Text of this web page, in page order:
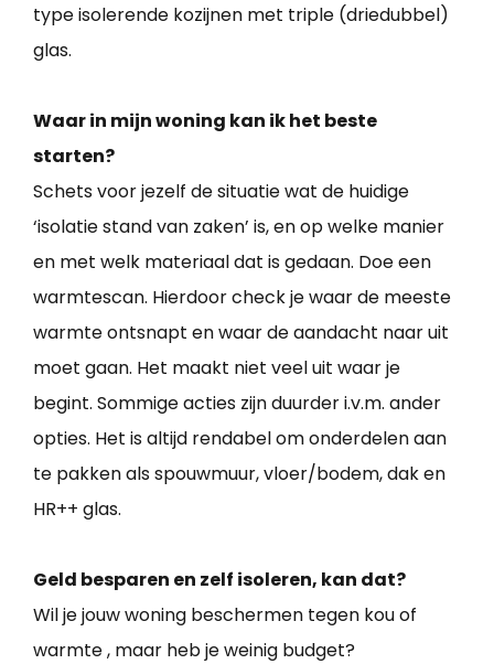
type isolerende kozijnen met triple (driedubbel)
glas.
Waar in mijn woning kan ik het beste
starten?
Schets voor jezelf de situatie wat de huidige
‘isolatie stand van zaken’ is, en op welke manier
en met welk materiaal dat is gedaan. Doe een
warmtescan. Hierdoor check je waar de meeste
warmte ontsnapt en waar de aandacht naar uit
moet gaan. Het maakt niet veel uit waar je
begint. Sommige acties zijn duurder i.v.m. ander
opties. Het is altijd rendabel om onderdelen aan
te pakken als spouwmuur, vloer/bodem, dak en
HR++ glas.
Geld besparen en zelf isoleren, kan dat?
Wil je jouw woning beschermen tegen kou of
warmte , maar heb je weinig budget?